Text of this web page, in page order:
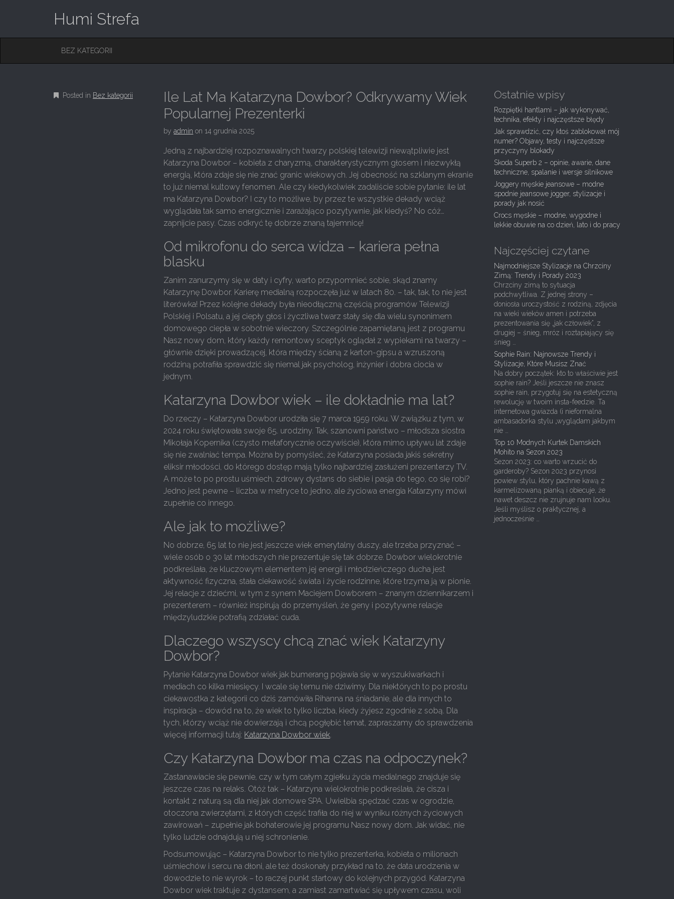
Humi Strefa
M
M
C
BEZ KATEGORII
Posted in Bez kategorii
Ile Lat Ma Katarzyna Dowbor? Odkrywamy Wiek
Popularnej Prezenterki
byadmin on 14 grudnia 2025
Jedną z najbardziej rozpoznawalnych twarzy polskiej telewizji niewątpliwie jest
Katarzyna Dowbor – kobieta z charyzmą, charakterystycznym głosem i niezwykłą
energią, która zdaje się nie znać granic wiekowych. Jej obecność na szklanym ekranie
to już niemal kultowy fenomen. Ale czy kiedykolwiek zadaliście sobie pytanie: ile lat
ma Katarzyna Dowbor? I czy to możliwe, by przez te wszystkie dekady wciąż
wyglądała tak samo energicznie i zarażająco pozytywnie, jak kiedyś? No cóż…
zapnijcie pasy. Czas odkryć tę dobrze znaną tajemnicę!
Od mikrofonu do serca widza – kariera pełna
blasku
Zanim zanurzymy się w daty i cyfry, warto przypomnieć sobie, skąd znamy
Katarzynę Dowbor. Karierę medialną rozpoczęła już w latach 80. – tak, tak, to nie jest
literówka! Przez kolejne dekady była nieodłączną częścią programów Telewizji
Polskiej i Polsatu, a jej ciepły głos i życzliwa twarz stały się dla wielu synonimem
domowego ciepła w sobotnie wieczory. Szczególnie zapamiętaną jest z programu
Nasz nowy dom, który każdy remontowy sceptyk oglądał z wypiekami na twarzy –
głównie dzięki prowadzącej, która między ścianą z karton-gipsu a wzruszoną
rodziną potrafiła sprawdzić się niemal jak psycholog, inżynier i dobra ciocia w
jednym.
Katarzyna Dowbor wiek – ile dokładnie ma lat?
Do rzeczy – Katarzyna Dowbor urodziła się 7 marca 1959 roku. W związku z tym, w
2024 roku świętowała swoje 65. urodziny. Tak, szanowni państwo – młodsza siostra
Mikołaja Kopernika (czysto metaforycznie oczywiście), która mimo upływu lat zdaje
się nie zwalniać tempa. Można by pomyśleć, że Katarzyna posiada jakiś sekretny
eliksir młodości, do którego dostęp mają tylko najbardziej zasłużeni prezenterzy TV.
A może to po prostu uśmiech, zdrowy dystans do siebie i pasja do tego, co się robi?
Jedno jest pewne – liczba w metryce to jedno, ale życiowa energia Katarzyny mówi
zupełnie co innego.
Ale jak to możliwe?
No dobrze, 65 lat to nie jest jeszcze wiek emerytalny duszy, ale trzeba przyznać –
wiele osób o 30 lat młodszych nie prezentuje się tak dobrze. Dowbor wielokrotnie
podkreślała, że kluczowym elementem jej energii i młodzieńczego ducha jest
aktywność fizyczna, stała ciekawość świata i życie rodzinne, które trzyma ją w pionie.
Jej relacje z dziećmi, w tym z synem Maciejem Dowborem – znanym dziennikarzem i
prezenterem – również inspirują do przemyśleń, że geny i pozytywne relacje
międzyludzkie potrafią zdziałać cuda.
Dlaczego wszyscy chcą znać wiek Katarzyny
Dowbor?
Pytanie Katarzyna Dowbor wiek jak bumerang pojawia się w wyszukiwarkach i
mediach co kilka miesięcy. I wcale się temu nie dziwimy. Dla niektórych to po prostu
ciekawostka z kategorii co dziś zamówiła Rihanna na śniadanie, ale dla innych to
inspiracja – dowód na to, że wiek to tylko liczba, kiedy żyjesz zgodnie z sobą. Dla
tych, którzy wciąż nie dowierzają i chcą pogłębić temat, zapraszamy do sprawdzenia
więcej informacji tutaj: Katarzyna Dowbor wiek.
Czy Katarzyna Dowbor ma czas na odpoczynek?
Zastanawiacie się pewnie, czy w tym całym zgiełku życia medialnego znajduje się
jeszcze czas na relaks. Otóż tak – Katarzyna wielokrotnie podkreślała, że cisza i
kontakt z naturą są dla niej jak domowe SPA. Uwielbia spędzać czas w ogrodzie,
otoczona zwierzętami, z których część trafiła do niej w wyniku różnych życiowych
zawirowań – zupełnie jak bohaterowie jej programu Nasz nowy dom. Jak widać, nie
tylko ludzie odnajdują u niej schronienie.
Podsumowując – Katarzyna Dowbor to nie tylko prezenterka, kobieta o milionach
uśmiechów i sercu na dłoni, ale też doskonały przykład na to, że data urodzenia w
dowodzie to nie wyrok – to raczej punkt startowy do kolejnych przygód. Katarzyna
Dowbor wiek traktuje z dystansem, a zamiast zamartwiać się upływem czasu, woli
Ostatnie wpisy
Rozpiętki hantlami – jak wykonywać,
technika, efekty i najczęstsze błędy
Jak sprawdzić, czy ktoś zablokował mój
numer? Objawy, testy i najczęstsze
przyczyny blokady
Skoda Superb 2 – opinie, awarie, dane
techniczne, spalanie i wersje silnikowe
Joggery męskie jeansowe – modne
spodnie jeansowe jogger, stylizacje i
porady jak nosić
Crocs męskie – modne, wygodne i
lekkie obuwie na co dzień, lato i do pracy
Najczęściej czytane
Najmodniejsze Stylizacje na Chrzciny
Zimą: Trendy i Porady 2023
Chrzciny zimą to sytuacja
podchwytliwa. Z jednej strony –
doniosła uroczystość z rodziną, zdjęcia
na wieki wieków amen i potrzeba
prezentowania się „jak człowiek”, z
drugiej – śnieg, mróz i roztapiający się
śnieg …
Sophie Rain: Najnowsze Trendy i
Stylizacje, Które Musisz Znać
Na dobry początek: kto to właściwie jest
sophie rain? Jeśli jeszcze nie znasz
sophie rain, przygotuj się na estetyczną
rewolucję w twoim insta-feedzie. Ta
internetowa gwiazda (i nieformalna
ambasadorka stylu „wyglądam jakbym
nie …
Top 10 Modnych Kurtek Damskich
Mohito na Sezon 2023
Sezon 2023: co warto wrzucić do
garderoby? Sezon 2023 przynosi
powiew stylu, który pachnie kawą z
karmelizowaną pianką i obiecuje, że
nawet deszcz nie zrujnuje nam looku.
Jeśli myślisz o praktycznej, a
jednocześnie …